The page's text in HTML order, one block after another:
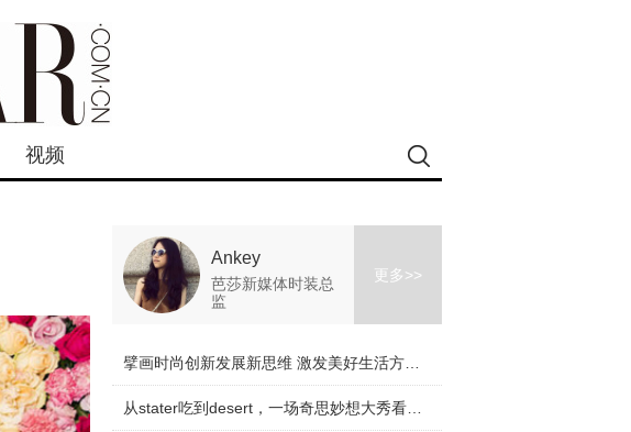
视频
Ankey
芭莎新媒体时装总
监
更多>>